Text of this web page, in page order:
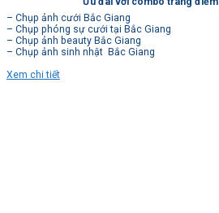
– Chụp ảnh cưới Bắc Giang
– Chụp phóng sự cưới tại Bắc Giang
– Chụp ảnh beauty Bắc Giang
– Chụp ảnh sinh nhật Bắc Giang
Xem chi tiết